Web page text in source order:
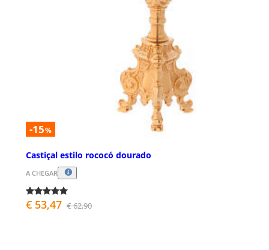
-15%
Castiçal estilo rococó dourado
A CHEGAR
€ 53,47 € 62,90